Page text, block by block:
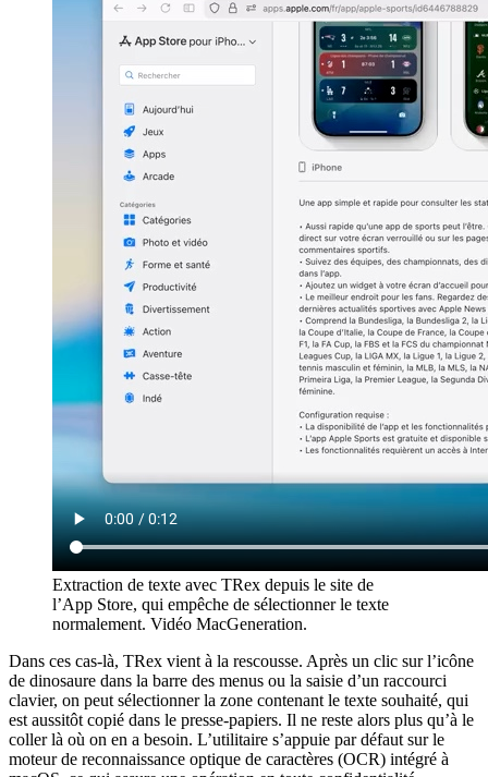
Extraction de texte avec TRex depuis le site de
l’App Store, qui empêche de sélectionner le texte
normalement. Vidéo MacGeneration.
Dans ces cas-là, TRex vient à la rescousse. Après un clic sur l’icône
de dinosaure dans la barre des menus ou la saisie d’un raccourci
clavier, on peut sélectionner la zone contenant le texte souhaité, qui
est aussitôt copié dans le presse-papiers. Il ne reste alors plus qu’à le
coller là où on en a besoin. L’utilitaire s’appuie par défaut sur le
moteur de reconnaissance optique de caractères (OCR) intégré à